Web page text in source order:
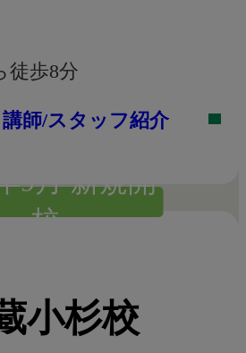
徒歩8分
師/スタッフ紹介
9月 新規開
校
小杉校